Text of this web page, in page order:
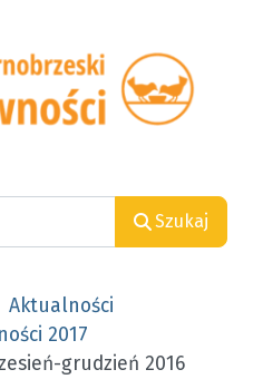
Szukaj
Aktualności
2017
grudzień 2016